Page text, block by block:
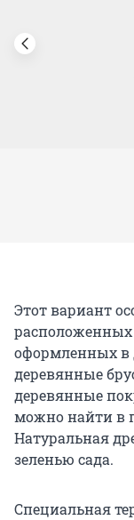
Этот вариант
расположенных
оформленных в
деревянные
деревянные
можно найти в
Натуральная
зеленью сада.
Специальная